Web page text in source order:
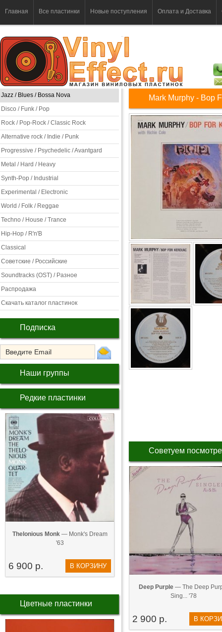
Главная Все пластинки Новые поступления Оплата и Доставка
Jazz / Blues / Bossa Nova
Disco / Funk / Pop
Rock / Pop-Rock / Classic Rock
Alternative rock / Indie / Punk
Progressive / Psychedelic / Avantgard
Metal / Hard / Heavy
Synth-Pop / Industrial
Experimental / Electronic
World / Folk / Reggae
Techno / House / Trance
Hip-Hop / R'n'B
Classical
Советские / Российские
Soundtracks (OST) / Разное
Распродажа
Скачать каталог пластинок
Подписка
Наши группы
Редкие пластинки
Thelonious Monk— Monk's Dream
'63
6 900 р. В КОРЗИНУ
Цветные пластинки
Mark Murphy - Bop
Советуем
Deep Purple — The Deep
Sing... '78
2 900 р. В